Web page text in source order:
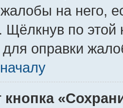
на него,
по этой
оправки
кнопка